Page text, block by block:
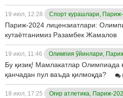
19 июл, 12:28 Спорт курашлари,
Париж-2024 лицензиатлари:
кутаётганимиз Разамбек Жамалов
19 июл, 11:46 Олимпия ўйинлари,
Бу қизиқ! Мамлакатлар Олимпиада
қанчадан пул ваъда қилмоқда?
18 июл, 17:25 Оғир атлетика, Париж-